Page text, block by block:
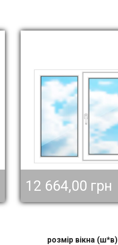
12 664,00 грн
розмір вікна (ш*в)